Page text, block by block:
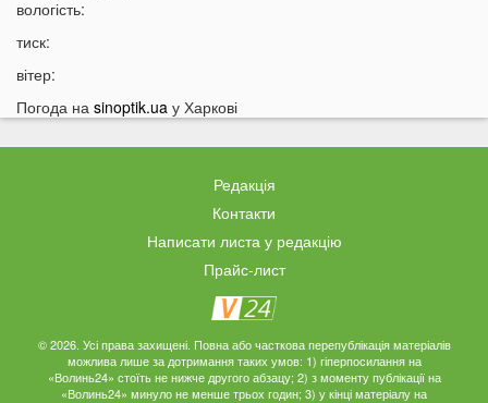
10:43
10:11
На Волині два дні вируватиме аномалія
09:38
Українці можуть залишитися без пенсій через
Вночі на Волині горіла «Єва»
Українців закликали якнайшвидше виїжджати з
Що відомо про нічну атаку РФ по Україні
Українців закликали перебувати вдома: у чому
причина
04 СЕРПНЯ
вологість:
тиск:
вітер:
Погода на sinoptik.ua у Харкові
Редакція
Контакти
Написати листа у редакцію
Прайс-лист
© 2026. Усі права захищені. Повна або часткова перепублікація матеріалів
можлива лише за дотримання таких умов: 1) гіперпосилання на
«Волинь24» стоїть не нижче другого абзацу; 2) з моменту публікації на
«Волинь24» минуло не менше трьох годин; 3) у кінці матеріалу на